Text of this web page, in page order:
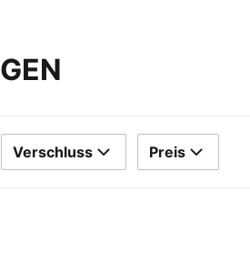
Verschluss Preis